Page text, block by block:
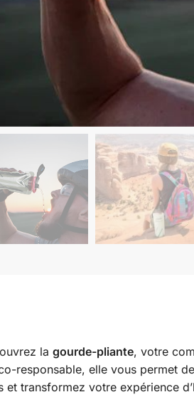
la gourde-pliante, votre
responsable, elle vous permet
et transformez votre expérience